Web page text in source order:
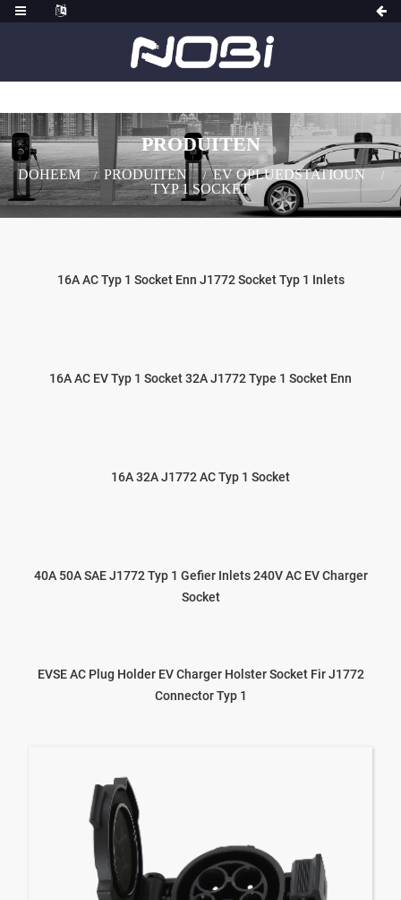
PRODUITEN
DOHEEM PRODUITEN
EV OPLUEDSTATIOUN
TYP 1 SOCKET
16A AC Typ 1 Socket Enn J1772 Socket Typ 1 Inlets
16A AC EV Typ 1 Socket 32A J1772 Type 1 Socket Enn
16A 32A J1772 AC Typ 1 Socket
40A 50A SAE J1772 Typ 1 Gefier Inlets 240V AC EV Charger
Socket
EVSE AC Plug Holder EV Charger Holster Socket Fir J1772
Connector Typ 1